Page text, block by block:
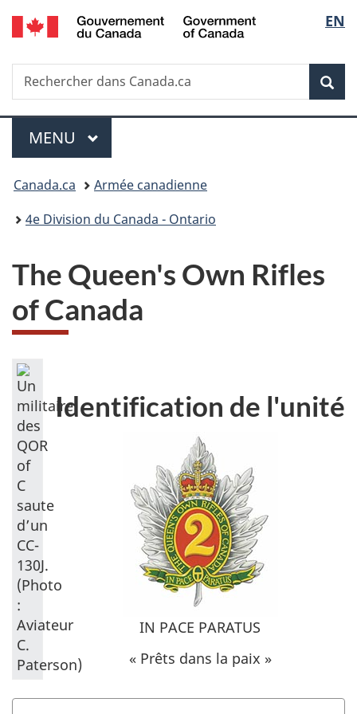
Passer
au
principal
Passer
à
Au
du
Passer
à
version
simplifiée
de
la
EN
Recherche
Rechercher
dans
Menu
MENU PRINCIPAL
Vous
êtes
Canada.ca
Armée canadienne
4e Division du Canada - Ontario
The Queen's Own Rifles
of Canada
Identification de l'unité
IN PACE PARATUS
« Prêts dans la paix »